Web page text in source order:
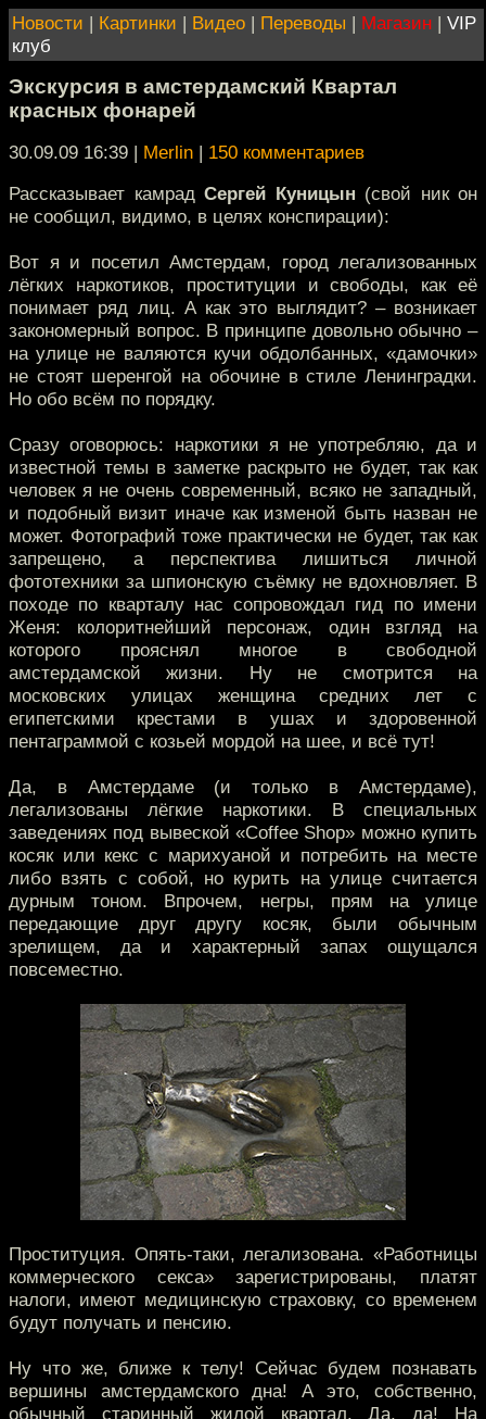
Новости | Картинки | Видео | Переводы | Магазин | VIP
клуб
Экскурсия в амстердамский Квартал
красных фонарей
30.09.09 16:39 | Merlin | 150 комментариев
Рассказывает камрад Сергей Куницын (свой ник он
не сообщил, видимо, в целях конспирации):
Вот я и посетил Амстердам, город легализованных
лёгких наркотиков, проституции и свободы, как её
понимает ряд лиц. А как это выглядит? – возникает
закономерный вопрос. В принципе довольно обычно –
на улице не валяются кучи обдолбанных, «дамочки»
не стоят шеренгой на обочине в стиле Ленинградки.
Но обо всём по порядку.
Сразу оговорюсь: наркотики я не употребляю, да и
известной темы в заметке раскрыто не будет, так как
человек я не очень современный, всяко не западный,
и подобный визит иначе как изменой быть назван не
может. Фотографий тоже практически не будет, так как
запрещено, а перспектива лишиться личной
фототехники за шпионскую съёмку не вдохновляет. В
походе по кварталу нас сопровождал гид по имени
Женя: колоритнейший персонаж, один взгляд на
которого прояснял многое в свободной
амстердамской жизни. Ну не смотрится на
московских улицах женщина средних лет с
египетскими крестами в ушах и здоровенной
пентаграммой с козьей мордой на шее, и всё тут!
Да, в Амстердаме (и только в Амстердаме),
легализованы лёгкие наркотики. В специальных
заведениях под вывеской «Coffee Shop» можно купить
косяк или кекс с марихуаной и потребить на месте
либо взять с собой, но курить на улице считается
дурным тоном. Впрочем, негры, прям на улице
передающие друг другу косяк, были обычным
зрелищем, да и характерный запах ощущался
повсеместно.
Проституция. Опять-таки, легализована. «Работницы
коммерческого секса» зарегистрированы, платят
налоги, имеют медицинскую страховку, со временем
будут получать и пенсию.
Ну что же, ближе к телу! Сейчас будем познавать
вершины амстердамского дна! А это, собственно,
обычный старинный жилой квартал. Да, да! На